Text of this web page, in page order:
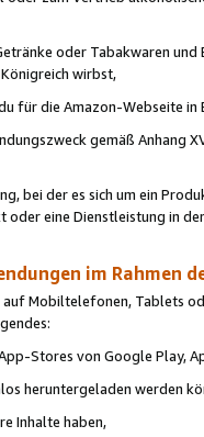
oder Tabakwaren
wirbst,
für die Amazon-Webseite in
gemäß Anhang
bei der es sich um ein
eine Dienstleistung in
im Rahmen
auf Mobiltelefonen, Tablets
Stores von Google Play,
heruntergeladen werden
Inhalte haben,